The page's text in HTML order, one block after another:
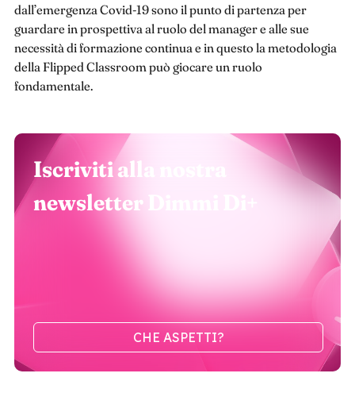
dall’emergenza Covid-19 sono il punto di partenza per
guardare in prospettiva al ruolo del manager e alle sue
necessità di formazione continua e in questo la metodologia
della Flipped Classroom può giocare un ruolo
fondamentale.
Iscriviti alla nostra
newsletter Dimmi Di+
CHE ASPETTI?